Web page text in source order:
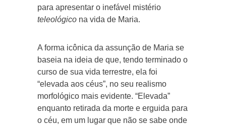
para apresentar o inefável mistério
teleológico na vida de Maria.
A forma icônica da assunção de Maria se
baseia na ideia de que, tendo terminado o
curso de sua vida terrestre, ela foi
“elevada aos céus”, no seu realismo
morfológico mais evidente. “Elevada”
enquanto retirada da morte e erguida para
o céu, em um lugar que não se sabe onde